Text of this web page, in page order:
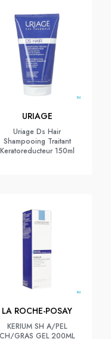
URIAGE
Uriage Ds Hair
Shampooing Traitant
Keratoreducteur 150ml
LA ROCHE-POSAY
KERIUM SH A/PEL
CH/GRAS GEL 200ML